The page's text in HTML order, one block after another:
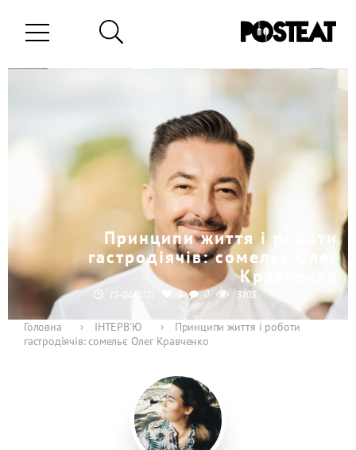
Принципи життя і роботи
гастродіячів: сомельє Олег
Кравченко
13-04-2021 0 0 3103
Головна › ІНТЕРВ'Ю ›
Принципи життя і роботи
гастродіячів: сомельє Олег Кравченко